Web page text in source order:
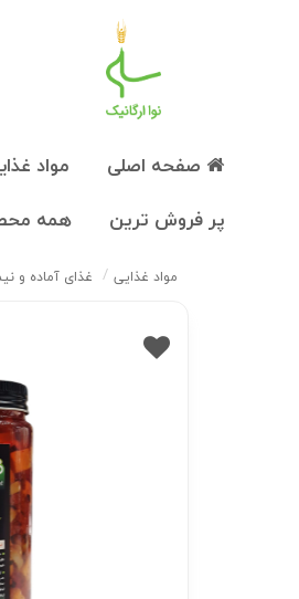
صفحه اصلی مواد
پر فروش ترین
همه
مواد غذایی غذای آماده و